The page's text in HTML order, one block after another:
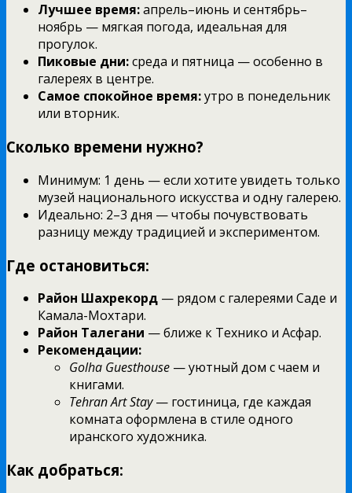
Лучшее время:апрель–июнь и сентябрь–
ноябрь — мягкая погода, идеальная для
прогулок.
Пиковые дни:среда и пятница — особенно в
галереях в центре.
Самое спокойное время:утро в понедельник
или вторник.
Сколько времени нужно?
Минимум: 1 день — если хотите увидеть только
музей национального искусства и одну галерею.
Идеально: 2–3 дня — чтобы почувствовать
разницу между традицией и экспериментом.
Где остановиться:
Район Шахрекорд — рядом с галереями Саде и
Камала-Мохтари.
Район Талегани — ближе к Технико и Асфар.
Рекомендации:
Golha Guesthouse — уютный дом с чаем и
книгами.
Tehran Art Stay— гостиница, где каждая
комната оформлена в стиле одного
иранского художника.
Как добраться: